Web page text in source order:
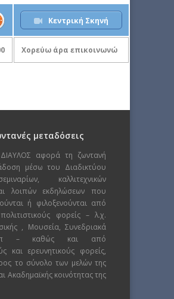
Κεντρική Σκηνή
Χορεύω άρα επικοινωνώ
μεταδόσεις
αφορά τη ζωντανή
μέσω του Διαδικτύου
καλλιτεχνικών
λοιπών εκδηλώσεων που
ή φιλοξενούνται από
φορείς – λ.χ.
, Μουσεία, Συνεδριακά
– καθώς και από
και ερευνητικούς φορείς,
το σύνολο των μελών της
Ακαδημαϊκής κοινότητας της